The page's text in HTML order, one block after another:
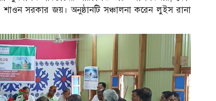
শাওন সরকার জয়। অনুষ্ঠানটি সঞ্চালনা করেন লুইস রানা